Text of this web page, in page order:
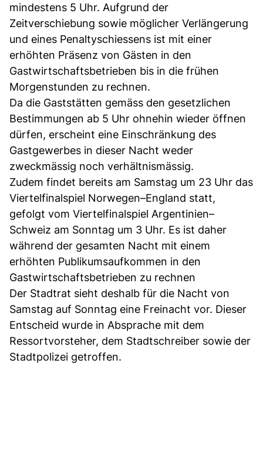
mindestens 5 Uhr. Aufgrund der
Zeitverschiebung sowie möglicher Verlängerung
und eines Penaltyschiessens ist mit einer
erhöhten Präsenz von Gästen in den
Gastwirtschaftsbetrieben bis in die frühen
Morgenstunden zu rechnen.
Da die Gaststätten gemäss den gesetzlichen
Bestimmungen ab 5 Uhr ohnehin wieder öffnen
dürfen, erscheint eine Einschränkung des
Gastgewerbes in dieser Nacht weder
zweckmässig noch verhältnismässig.
Zudem findet bereits am Samstag um 23 Uhr das
Viertelfinalspiel Norwegen–England statt,
gefolgt vom Viertelfinalspiel Argentinien–
Schweiz am Sonntag um 3 Uhr. Es ist daher
während der gesamten Nacht mit einem
erhöhten Publikumsaufkommen in den
Gastwirtschaftsbetrieben zu rechnen
Der Stadtrat sieht deshalb für die Nacht von
Samstag auf Sonntag eine Freinacht vor. Dieser
Entscheid wurde in Absprache mit dem
Ressortvorsteher, dem Stadtschreiber sowie der
Stadtpolizei getroffen.